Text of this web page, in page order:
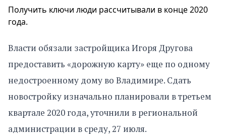
Получить ключи люди рассчитывали в конце 2020
года.
Власти обязали застройщика Игоря Другова
предоставить «дорожную карту» еще по одному
недостроенному дому во Владимире. Сдать
новостройку изначально планировали в третьем
квартале 2020 года, уточнили в региональной
администрации в среду, 27 июля.